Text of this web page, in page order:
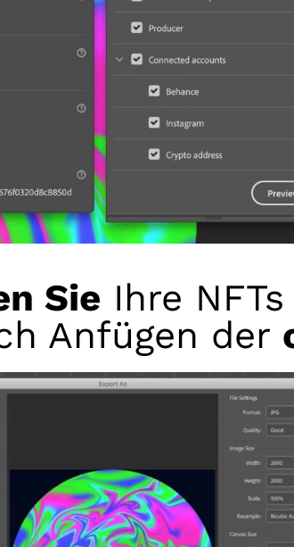
Sie Ihre
Anfügen der